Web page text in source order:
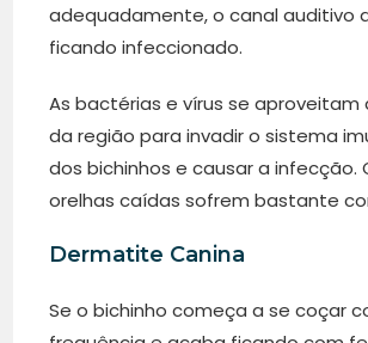
adequadamente, o canal auditivo
ficando infeccionado.
As bactérias e vírus se aproveitam
da região para invadir o sistema
dos bichinhos e causar a infecção.
orelhas caídas sofrem bastante
Dermatite Canina
Se o bichinho começa a se coçar